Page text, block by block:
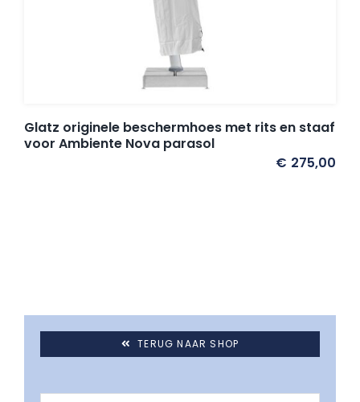
Glatz stofstalen collectie Sampleboeken
Glatz originele beschermhoes met rits en staaf
voor Ambiente Nova parasol
€ 275,00
TERUG NAAR SHOP